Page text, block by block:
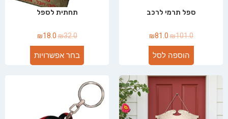
ספל תרמי לרכב
₪101.0
₪81.0
הוספה לסל
תחתית לספל
₪32.0
₪18.0
בחר אפשרויות